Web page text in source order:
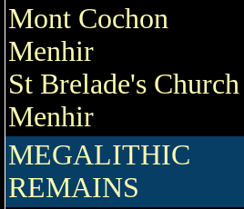
Mont Cochon
Menhir
St Brelade's Church
Menhir
MEGALITHIC
REMAINS